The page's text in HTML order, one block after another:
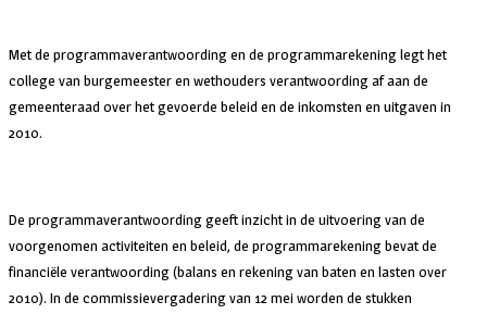
Met de programmaverantwoording en de programmarekening legt het
college van burgemeester en wethouders verantwoording af aan de
gemeenteraad over het gevoerde beleid en de inkomsten en uitgaven in
2010.
De programmaverantwoording geeft inzicht in de uitvoering van de
voorgenomen activiteiten en beleid, de programmarekening bevat de
financiële verantwoording (balans en rekening van baten en lasten over
2010). In de commissievergadering van 12 mei worden de stukken